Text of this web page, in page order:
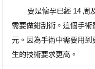
要是懷孕已經 14 周及
需要做鉗刮術。這個手術
元。因為手術中需要用
生的技術要求更高。